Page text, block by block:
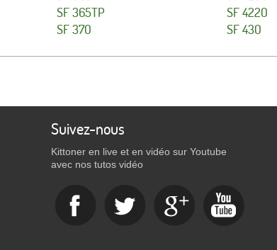
SF 365TP
SF 370
SF 4220
SF 430
Suivez-nous
Kittoner en live et en vidéo sur Youtube
avec nos tutos vidéo